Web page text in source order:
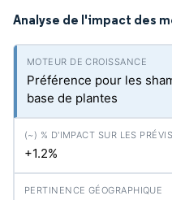
Analyse de l'impact des
Préférence pour les
base de plantes
+1.2%